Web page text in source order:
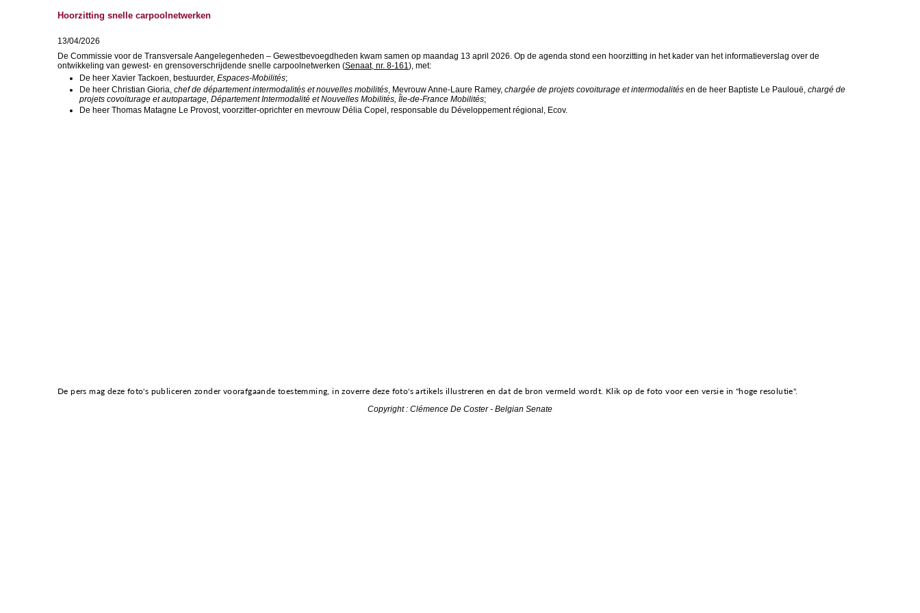
Hoorzitting snelle carpoolnetwerken
13/04/2026
De Commissie voor de Transversale Aangelegenheden – Gewestbevoegdheden kwam samen op maandag 13 april 2026. Op de agenda stond een hoorzitting in het kader van het informatieverslag over de
ontwikkeling van gewest- en grensoverschrijdende snelle carpoolnetwerken (Senaat, nr. 8-161), met:
De heer Xavier Tackoen, bestuurder, Espaces-Mobilités;
De heer Christian Gioria, chef de département intermodalités et nouvelles mobilités , Mevrouw Anne-Laure Ramey, chargée de projets covoiturage et intermodalités en de heer Baptiste Le Paulouë, chargé de
projets covoiturage et autopartage, Département Intermodalité et Nouvelles Mobilités, Île-de-France Mobilités;
De heer Thomas Matagne Le Provost, voorzitter-oprichter en mevrouw Délia Copel, responsable du Développement régional, Ecov.
De pers mag deze foto's publiceren zonder voorafgaande toestemming, in zoverre deze foto's artikels illustreren en dat de bron vermeld wordt. Klik op de foto voor een versie in "hoge resolutie".
Copyright : Clémence De Coster - Belgian Senate